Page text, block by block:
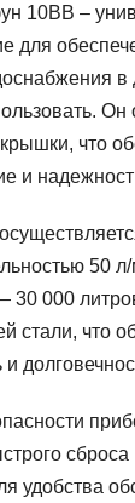
10ВВ –
для
в
что
и
50
30 000
стали, что
и
сброса
удобства